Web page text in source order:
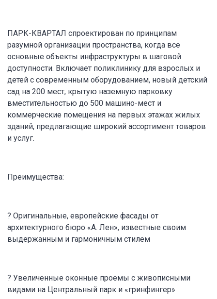
ПАРК-КВАРТАЛ спроектирован по принципам
разумной организации пространства, когда все
основные объекты инфраструктуры в шаговой
доступности. Включает поликлинику для взрослых и
детей с современным оборудованием, новый детский
сад на 200 мест, крытую наземную парковку
вместительностью до 500 машино-мест и
коммерческие помещения на первых этажах жилых
зданий, предлагающие широкий ассортимент товаров
и услуг.
Преимущества:
? Оригинальные, европейские фасады от
архитектурного бюро «А. Лен», известные своим
выдержанным и гармоничным стилем
? Увеличенные оконные проёмы с живописными
видами на Центральный парк и «гринфингер»